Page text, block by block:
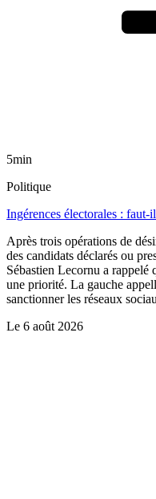
5min
Politique
Ingérences électorales : faut-
Après trois opérations de
des candidats déclarés ou
Sébastien Lecornu a rappelé
une priorité. La gauche
sanctionner les réseaux
Le 6 août 2026